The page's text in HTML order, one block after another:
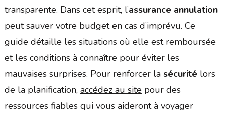
transparente. Dans cet esprit, l’assurance annulation
peut sauver votre budget en cas d’imprévu. Ce
guide détaille les situations où elle est remboursée
et les conditions à connaître pour éviter les
mauvaises surprises. Pour renforcer la sécuritélors
de la planification, accédez au site pour des
ressources fiables qui vous aideront à voyager